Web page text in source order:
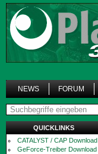
NEWS FORUM
QUICKLINKS
CATALYST / CAP Download
GeForce-Treiber Download